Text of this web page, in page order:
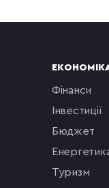
фінанси
інвестиції
бюджет
туризм